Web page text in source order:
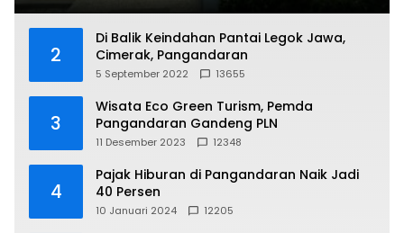
2
Di Balik Keindahan Pantai Legok Jawa,
Cimerak, Pangandaran
5 September 2022 13655
3
Wisata Eco Green Turism, Pemda
Pangandaran Gandeng PLN
11 Desember 2023 12348
4
Pajak Hiburan di Pangandaran Naik Jadi
40 Persen
10 Januari 2024 12205